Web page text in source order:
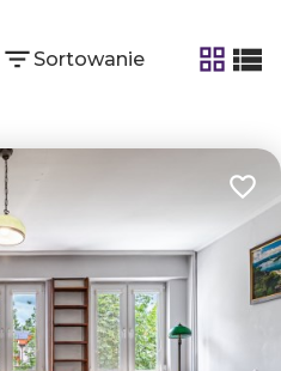
Sortowanie
tabela